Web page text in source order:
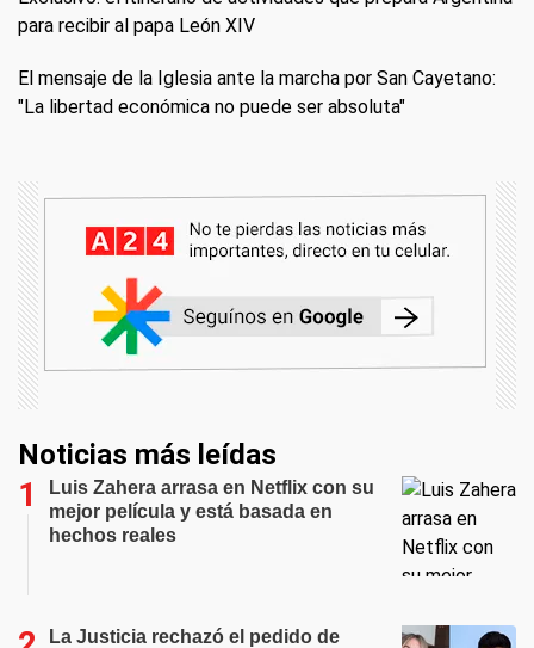
para recibir al papa León XIV
El mensaje de la Iglesia ante la marcha por San Cayetano:
"La libertad económica no puede ser absoluta"
Noticias más leídas
Luis Zahera arrasa en Netflix con su
mejor película y está basada en
hechos reales
La Justicia rechazó el pedido de